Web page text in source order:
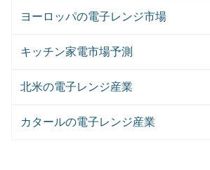
ヨーロッパの電子レンジ市場
キッチン家電市場予測
北米の電子レンジ産業
カタールの電子レンジ産業